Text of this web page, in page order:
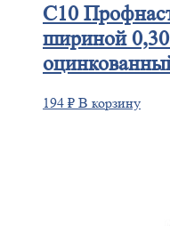
С10
шириной
194 ₽ В корзину